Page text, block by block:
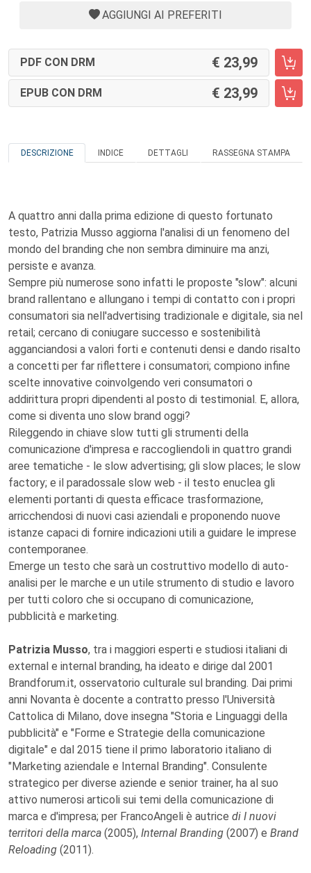
AGGIUNGI AI PREFERITI
PDF CON DRM 23,99
EPUB CON DRM 23,99
DESCRIZIONE INDICE DETTAGLI RASSEGNA STAMPA
A quattro anni dalla prima edizione di questo fortunato
testo, Patrizia Musso aggiorna l'analisi di un fenomeno del
mondo del branding che non sembra diminuire ma anzi,
persiste e avanza.
Sempre più numerose sono infatti le proposte "slow": alcuni
brand rallentano e allungano i tempi di contatto con i propri
consumatori sia nell'advertising tradizionale e digitale, sia nel
retail; cercano di coniugare successo e sostenibilità
agganciandosi a valori forti e contenuti densi e dando risalto
a concetti per far riflettere i consumatori; compiono infine
scelte innovative coinvolgendo veri consumatori o
addirittura propri dipendenti al posto di testimonial. E, allora,
come si diventa uno slow brand oggi?
Rileggendo in chiave slow tutti gli strumenti della
comunicazione d'impresa e raccogliendoli in quattro grandi
aree tematiche - le slow advertising; gli slow places; le slow
factory; e il paradossale slow web - il testo enuclea gli
elementi portanti di questa efficace trasformazione,
arricchendosi di nuovi casi aziendali e proponendo nuove
istanze capaci di fornire indicazioni utili a guidare le imprese
contemporanee.
Emerge un testo che sarà un costruttivo modello di auto-
analisi per le marche e un utile strumento di studio e lavoro
per tutti coloro che si occupano di comunicazione,
pubblicità e marketing.
Patrizia Musso, tra i maggiori esperti e studiosi italiani di
external e internal branding, ha ideato e dirige dal 2001
Brandforum.it, osservatorio culturale sul branding. Dai primi
anni Novanta è docente a contratto presso l'Università
Cattolica di Milano, dove insegna "Storia e Linguaggi della
pubblicità" e "Forme e Strategie della comunicazione
digitale" e dal 2015 tiene il primo laboratorio italiano di
"Marketing aziendale e Internal Branding". Consulente
strategico per diverse aziende e senior trainer, ha al suo
attivo numerosi articoli sui temi della comunicazione di
marca e d'impresa; per FrancoAngeli è autrice di I nuovi
territori della marca (2005), Internal Branding (2007) e Brand
Reloading (2011).